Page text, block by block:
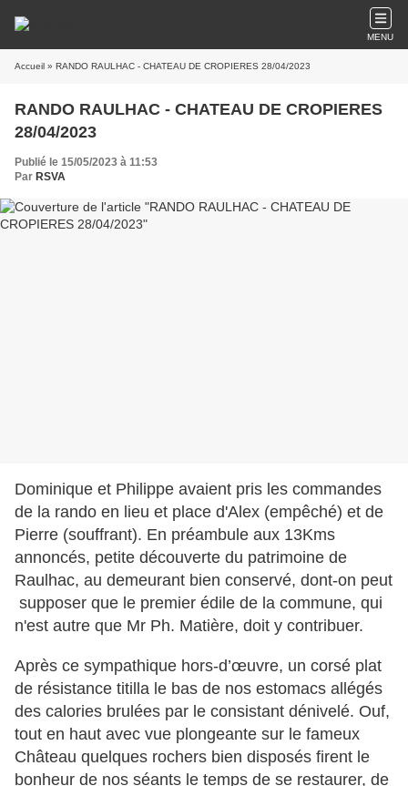
MENU
Accueil » RANDO RAULHAC - CHATEAU DE CROPIERES 28/04/2023
RANDO RAULHAC - CHATEAU DE CROPIERES
28/04/2023
Publié le 15/05/2023 à 11:53
Par RSVA
Dominique et Philippe avaient pris les commandes
de la rando en lieu et place d'Alex (empêché) et de
Pierre (souffrant). En préambule aux 13Kms
annoncés, petite découverte du patrimoine de
Raulhac, au demeurant bien conservé, dont-on peut
supposer que le premier édile de la commune, qui
n'est autre que Mr Ph. Matière, doit y contribuer.
Après ce sympathique hors-d’œuvre, un corsé plat
de résistance titilla le bas de nos estomacs allégés
des calories brulées par le consistant dénivelé. Ouf,
tout en haut avec vue plongeante sur le fameux
Château quelques rochers bien disposés firent le
bonheur de nos séants le temps de se restaurer, de